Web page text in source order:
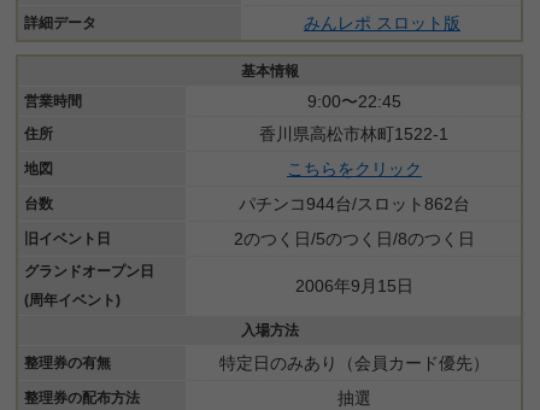
詳細データ みんレポ スロット版
基本情報
営業時間
9:00〜22:45
住所 香川県高松市林町1522-1
地図 こちらをクリック
台数 パチンコ944台/スロット862台
旧イベント日 2のつく日/5のつく日/8のつく日
グランドオープン日
(周年イベント)
2006年9月15日
入場方法
整理券の有無
特定日のみあり（会員カード優先）
整理券の配布方法 抽選